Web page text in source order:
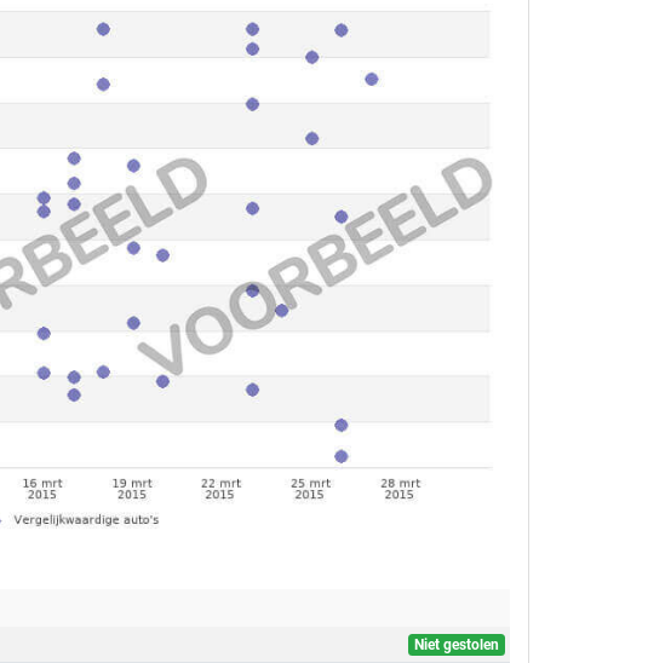
Niet gestolen